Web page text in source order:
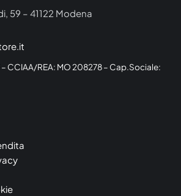
59 – 41122 Modena
– CCIAA/REA: MO 208278 – Cap.Sociale: